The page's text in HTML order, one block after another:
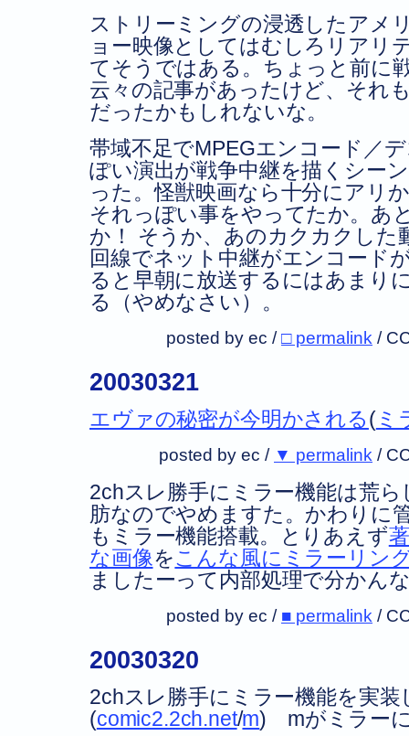
ストリーミングの浸透したアメ
ョー映像としてはむしろリアリ
てそうではある。ちょっと前に
云々の記事があったけど、それ
だったかもしれないな。
帯域不足でMPEGエンコード／
ぽい演出が戦争中継を描くシー
った。怪獣映画なら十分にアリ
それっぽい事をやってたか。あ
か！ そうか、あのカクカクした
回線でネット中継がエンコード
ると早朝に放送するにはあまり
る（やめなさい）。
posted by ec /□ permalink /
20030321
エヴァの秘密が今明かされる(ミ
posted by ec / ▼ permalink /
2chスレ勝手にミラー機能は荒
肪なのでやめますた。かわりに
もミラー機能搭載。とりあえず
な画像をこんな風にミラーリン
ましたーって内部処理で分かん
posted by ec / ■ permalink /
20030320
2chスレ勝手にミラー機能を実
(comic2.2ch.net/m) mがミラー